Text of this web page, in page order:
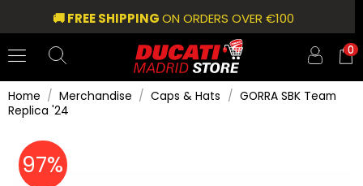
🚚 FREE SHIPPINGON ORDERS OVER €100
0
Home Merchandise Caps & Hats
GORRA SBK Team
Replica '24
97%